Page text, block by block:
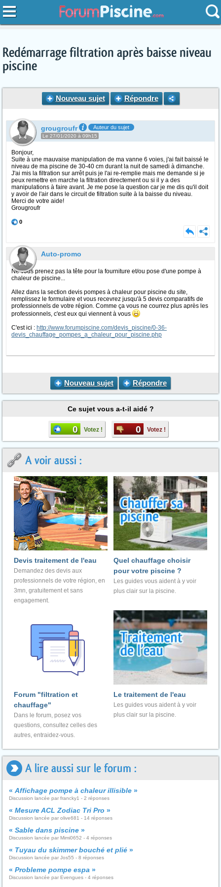
Redémarrage filtration après baisse niveau
piscine
Nouveau sujet Répondre
grougroufr Auteur du sujet
Le 27/01/2020 à 09h15
Bonjour,
Suite à une mauvaise manipulation de ma vanne 6 voies, j'ai fait baissé le
niveau de ma piscine de 30-40 cm durant la nuit de samedi à dimanche.
J'ai mis la filtration sur arrêt puis je l'ai re-remplie mais me demande si je
peux remettre en marche la filtration directement ou si il y a des
manipulations à faire avant. Je me pose la question car je me dis qu'il doit
y avoir de l'air dans le circuit de filtration suite à la baisse du niveau.
Merci de votre aide!
Grougroufr
0
Auto-promo
Ne vous prenez pas la tête pour la fourniture et/ou pose d'une pompe à
chaleur de piscine...
Allez dans la section devis pompes à chaleur pour piscine du site,
remplissez le formulaire et vous recevrez jusqu'à 5 devis comparatifs de
professionnels de votre région. Comme ça vous ne courrez plus après les
professionnels, c'est eux qui viennent à vous
C'est ici : http://www.forumpiscine.com/devis_piscine/0-36-
devis_chauffage_pompes_a_chaleur_pour_piscine.php
Nouveau sujet Répondre
Ce sujet vous a-t-il aidé ?
0 Votez ! 0 Votez !
A voir aussi :
Devis traitement de l'eau
Demandez des devis aux
professionnels de votre région, en
3mn, gratuitement et sans
engagement.
Quel chauffage choisir
pour votre piscine ?
Les guides vous aident à y voir
plus clair sur la piscine.
Forum "filtration et
chauffage"
Dans le forum, posez vos
questions, consultez celles des
autres, entraidez-vous.
Le traitement de l'eau
Les guides vous aident à y voir
plus clair sur la piscine.
A lire aussi sur le forum :
« Affichage pompe à chaleur illisible »
Discussion lancée par francky1 - 2 réponses
« Mesure ACL Zodiac Tri Pro »
Discussion lancée par olive681 - 14 réponses
« Sable dans piscine »
Discussion lancée par Mimi0652 - 4 réponses
« Tuyau du skimmer bouché et plié »
Discussion lancée par Jos55 - 8 réponses
« Probleme pompe espa »
Discussion lancée par Evengues - 4 réponses